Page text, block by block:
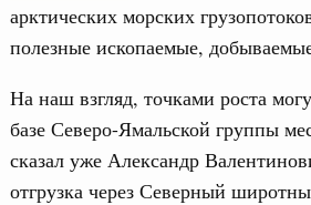
арктических морских
полезные ископаемые,
На наш взгляд, точками роста
базе Северо-Ямальской группы
сказал уже Александр
отгрузка через Северный